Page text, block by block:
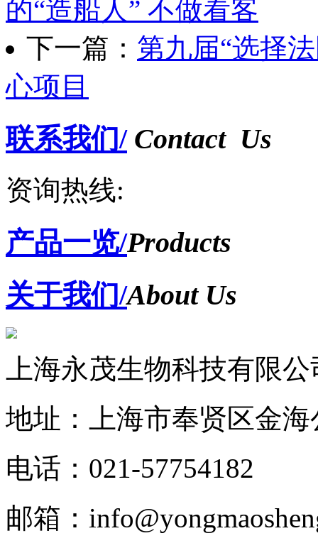
的“造船人” 不做看客
下一篇： 第九届“选择
心项目
联系我们/ Contact Us
资询热线:
产品一览/Products
关于我们/About Us
上海永茂生物科技有限公
地址：上海市奉贤区金海
电话：021-57754182
邮箱：